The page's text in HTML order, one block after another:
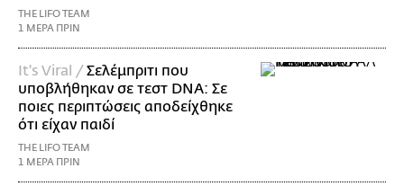
THE LIFO TEAM
1 ΜΕΡΑ ΠΡΙΝ
It's Viral /Σελέμπριτι που
υποβλήθηκαν σε τεστ DNA: Σε
ποιες περιπτώσεις αποδείχθηκε
ότι είχαν παιδί
THE LIFO TEAM
1 ΜΕΡΑ ΠΡΙΝ